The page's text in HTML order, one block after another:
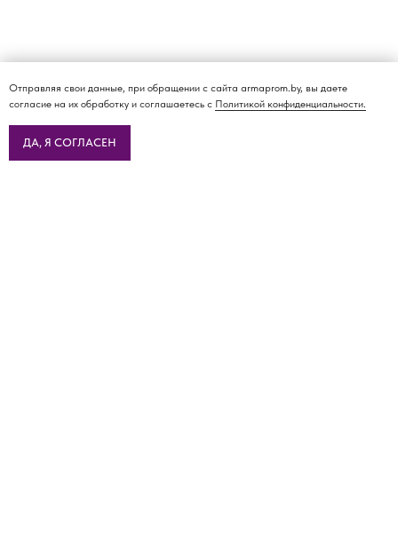
Отправляя свои данные, при обращении с сайта armaprom.by, вы даете
согласие на их обработку и соглашаетесь с Политикой конфиденциальности.
ДА, Я СОГЛАСЕН